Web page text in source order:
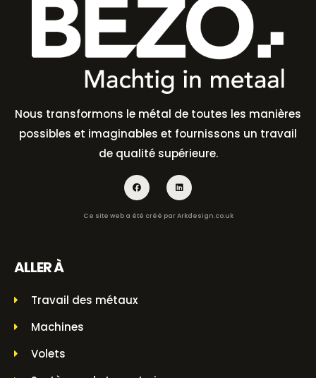
Nous transformons le métal de toutes les manières
possibles et imaginables et fournissons un travail
de qualité supérieure.
Ce site web a été créé parArkdesign.co.uk
ALLER À
Travail des métaux
Machines
Volets